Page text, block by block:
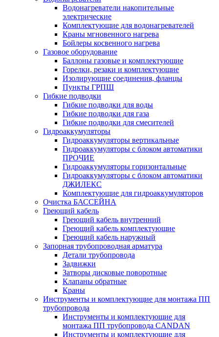
Водонагреватели накопительные
электрические
Комплектующие для водонагревателей
Краны мгновенного нагрева
Бойлеры косвенного нагрева
Газовое оборудование
Баллоны газовые и комплектующие
Горелки, резаки и комплектующие
Изолирующие соединения, фланцы
Пункты ГРПШ
Гибкие подводки
Гибкие подводки для воды
Гибкие подводки для газа
Гибкие подводки для смесителей
Гидроаккумуляторы
Гидроаккумуляторы вертикальные
Гидроаккумуляторы с блоком автоматики
ПРОЧИЕ
Гидроаккумуляторы горизонтальные
Гидроаккумуляторы с блоком автоматики
ДЖИЛЕКС
Комплектующие для гидроаккумуляторов
Очистка БАССЕЙНА
Греющий кабель
Греющий кабель внутренний
Греющий кабель комплектующие
Греющий кабель наружный
Запорная трубопроводная арматура
Детали трубопровода
Задвижки
Затворы дисковые поворотные
Клапаны обратные
Краны
Инструменты и комплектующие для монтажа ПП
трубопровода
Инструменты и комплектующие для
монтажа ПП трубопровода CANDAN
Инструменты и комплектующие для